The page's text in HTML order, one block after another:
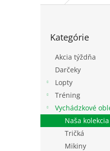
kategórie
Kategórie
Akcia týždňa
Darčeky
Lopty
Tréning
Vychádzkové
Naša kolekcia
Tričká
Mikiny